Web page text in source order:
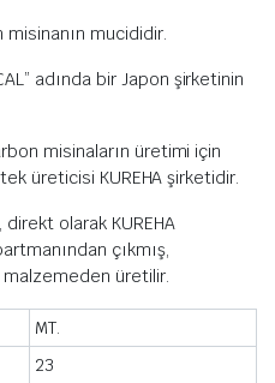
misinanın mucididir.
adında bir Japon şirketinin
misinaların üretimi için
üreticisi KUREHA şirketidir.
direkt olarak KUREHA
çıkmış,
üretilir.
MT.
23